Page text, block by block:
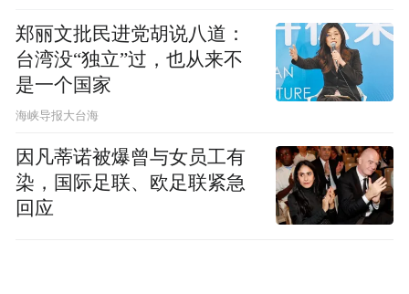
郑丽文批民进党胡说八道：
台湾没“独立”过，也从来不
是一个国家
​海峡导报大台海
因凡蒂诺被爆曾与女员工有
染，国际足联、欧足联紧急
回应